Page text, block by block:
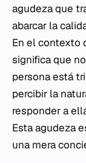
agudeza que
abarcar la
En el contexto
significa que
persona está
percibir la
responder a
Esta agudeza
una mera